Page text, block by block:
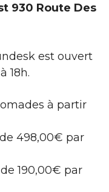
930 Route Des
est ouvert
18h.
à partir
498,00€ par
190,00€ par